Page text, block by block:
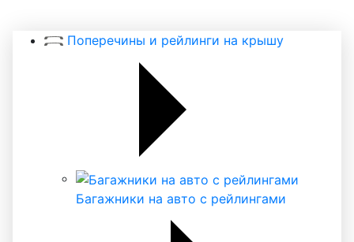
Поперечины и рейлинги на крышу
Багажники на авто с рейлингами